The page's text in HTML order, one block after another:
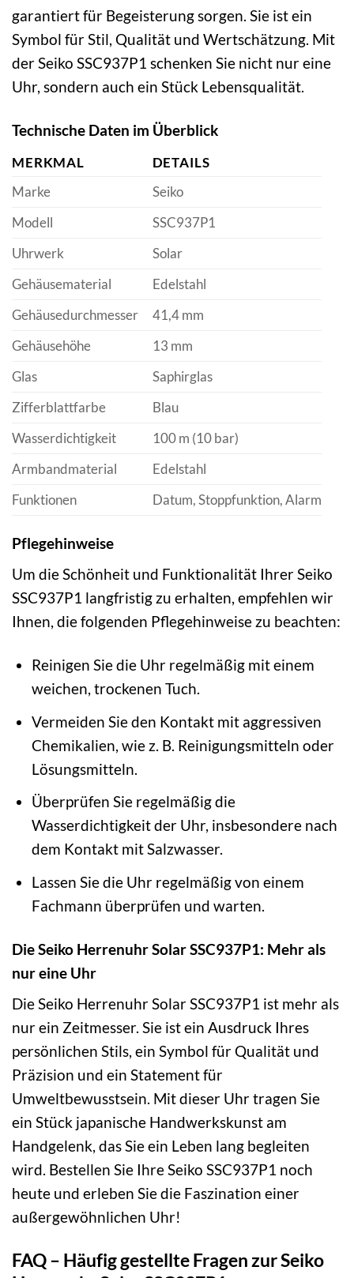
garantiert für Begeisterung sorgen. Sie ist ein
Symbol für Stil, Qualität und Wertschätzung. Mit
der Seiko SSC937P1 schenken Sie nicht nur eine
Uhr, sondern auch ein Stück Lebensqualität.
Technische Daten im Überblick
MERKMAL
DETAILS
Marke
Seiko
Modell
SSC937P1
Uhrwerk
Solar
Gehäusematerial
Edelstahl
Gehäusedurchmesser
41,4 mm
Gehäusehöhe
13 mm
Glas
Saphirglas
Zifferblattfarbe
Blau
Wasserdichtigkeit
100 m (10 bar)
Armbandmaterial
Edelstahl
Funktionen
Datum, Stoppfunktion, Alarm
Pflegehinweise
Um die Schönheit und Funktionalität Ihrer Seiko
SSC937P1 langfristig zu erhalten, empfehlen wir
Ihnen, die folgenden Pflegehinweise zu beachten:
Reinigen Sie die Uhr regelmäßig mit einem
weichen, trockenen Tuch.
Vermeiden Sie den Kontakt mit aggressiven
Chemikalien, wie z. B. Reinigungsmitteln oder
Lösungsmitteln.
Überprüfen Sie regelmäßig die
Wasserdichtigkeit der Uhr, insbesondere nach
dem Kontakt mit Salzwasser.
Lassen Sie die Uhr regelmäßig von einem
Fachmann überprüfen und warten.
Die Seiko Herrenuhr Solar SSC937P1: Mehr als
nur eine Uhr
Die Seiko Herrenuhr Solar SSC937P1 ist mehr als
nur ein Zeitmesser. Sie ist ein Ausdruck Ihres
persönlichen Stils, ein Symbol für Qualität und
Präzision und ein Statement für
Umweltbewusstsein. Mit dieser Uhr tragen Sie
ein Stück japanische Handwerkskunst am
Handgelenk, das Sie ein Leben lang begleiten
wird. Bestellen Sie Ihre Seiko SSC937P1 noch
heute und erleben Sie die Faszination einer
außergewöhnlichen Uhr!
FAQ – Häufig gestellte Fragen zur Seiko